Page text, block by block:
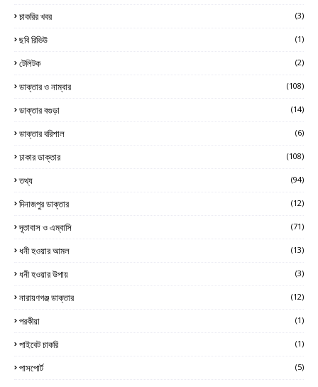
চাকরির খবর (3)
ছবি রিভিউ (1)
টেলিটক (2)
ডাক্তার ও নাম্বার (108)
ডাক্তার বগুড়া (14)
ডাক্তার বরিশাল (6)
ঢাকার ডাক্তার (108)
তথ্য (94)
দিনাজপুর ডাক্তার (12)
দূতাবাস ও এম্বাসি (71)
ধনী হওয়ার আমল (13)
ধনী হওয়ার উপায় (3)
নারায়ণগঞ্জ ডাক্তার (12)
পরকীয়া (1)
পাইবেট চাকরি (1)
পাসপোর্ট (5)